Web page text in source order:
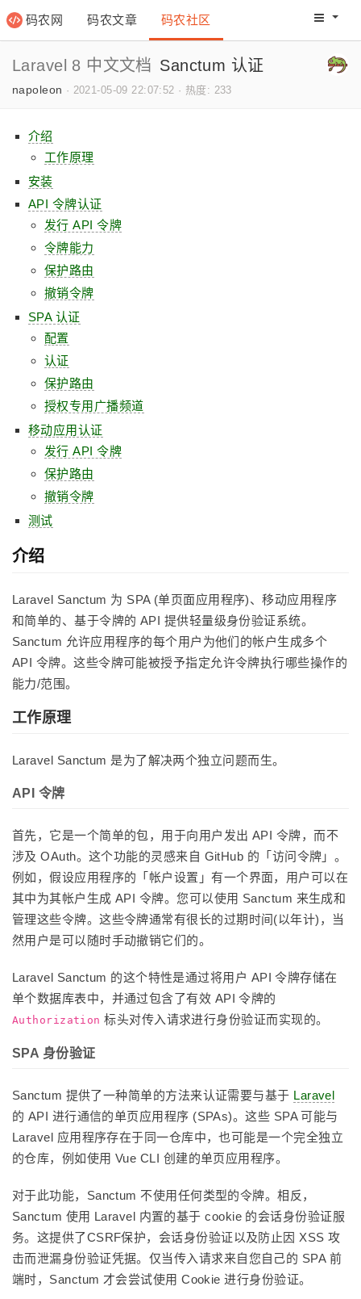
码农网 码农文章 码农社区 码农网
Laravel 8 中文文档 Sanctum 认证
napoleon · 2021-05-09 22:07:52 · 热度: 233
介绍
工作原理
安装
API 令牌认证
发行 API 令牌
令牌能力
保护路由
撤销令牌
SPA 认证
配置
认证
保护路由
授权专用广播频道
移动应用认证
发行 API 令牌
保护路由
撤销令牌
测试
介绍
Laravel Sanctum 为 SPA (单页面应用程序)、移动应用程序
和简单的、基于令牌的 API 提供轻量级身份验证系统。
Sanctum 允许应用程序的每个用户为他们的帐户生成多个
API 令牌。这些令牌可能被授予指定允许令牌执行哪些操作的
能力/范围。
工作原理
Laravel Sanctum 是为了解决两个独立问题而生。
API 令牌
首先，它是一个简单的包，用于向用户发出 API 令牌，而不
涉及 OAuth。这个功能的灵感来自 GitHub 的「访问令牌」。
例如，假设应用程序的「帐户设置」有一个界面，用户可以在
其中为其帐户生成 API 令牌。您可以使用 Sanctum 来生成和
管理这些令牌。这些令牌通常有很长的过期时间(以年计)，当
然用户是可以随时手动撤销它们的。
Laravel Sanctum 的这个特性是通过将用户 API 令牌存储在
单个数据库表中，并通过包含了有效 API 令牌的
Authorization 标头对传入请求进行身份验证而实现的。
SPA 身份验证
Sanctum 提供了一种简单的方法来认证需要与基于 Laravel
的 API 进行通信的单页应用程序 (SPAs)。这些 SPA 可能与
Laravel 应用程序存在于同一仓库中，也可能是一个完全独立
的仓库，例如使用 Vue CLI 创建的单页应用程序。
对于此功能，Sanctum 不使用任何类型的令牌。相反，
Sanctum 使用 Laravel 内置的基于 cookie 的会话身份验证服
务。这提供了CSRF保护，会话身份验证以及防止因 XSS 攻
击而泄漏身份验证凭据。仅当传入请求来自您自己的 SPA 前
端时，Sanctum 才会尝试使用 Cookie 进行身份验证。